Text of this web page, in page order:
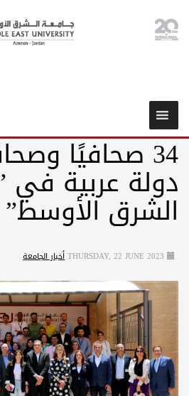
دولة عربية في
الشرق الأوسط”
THURSDAY, 22 JUNE 2023أخبار الجامعة